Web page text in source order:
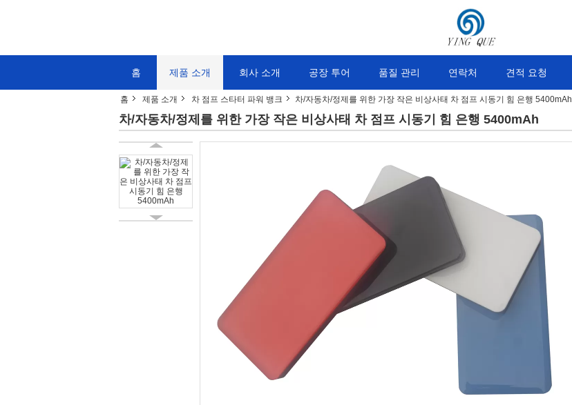
홈 제품 소개 회사 소개 공장 투어 품질 관리 연락처 견적 요청
홈 제품 소개 차 점프 스타터 파워 뱅크 차/자동차/정제를 위한 가장 작은 비상사태 차 점프 시동기 힘 은행 5400mAh
차/자동차/정제를 위한 가장 작은 비상사태 차 점프 시동기 힘 은행 5400mAh